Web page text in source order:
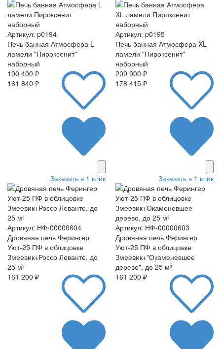
Артикул: p0194
Печь банная Атмосфера L
ламели "Пироксенит"
наборный
190 400 ₽
161 840 ₽
Заказать в 1 клик
Артикул: p0195
Печь банная Атмосфера XL
ламели "Пироксенит"
наборный
209 900 ₽
178 415 ₽
Заказать в 1 клик
Артикул: НФ-00000604
Дровяная печь Ферингер
Уют-25 ПФ в облицовке
Змеевик+Россо Леванте, до
25 м³
161 200 ₽
Артикул: НФ-00000603
Дровяная печь Ферингер
Уют-25 ПФ в облицовке
Змеевик+"Окаменевшее
дерево", до 25 м³
161 200 ₽